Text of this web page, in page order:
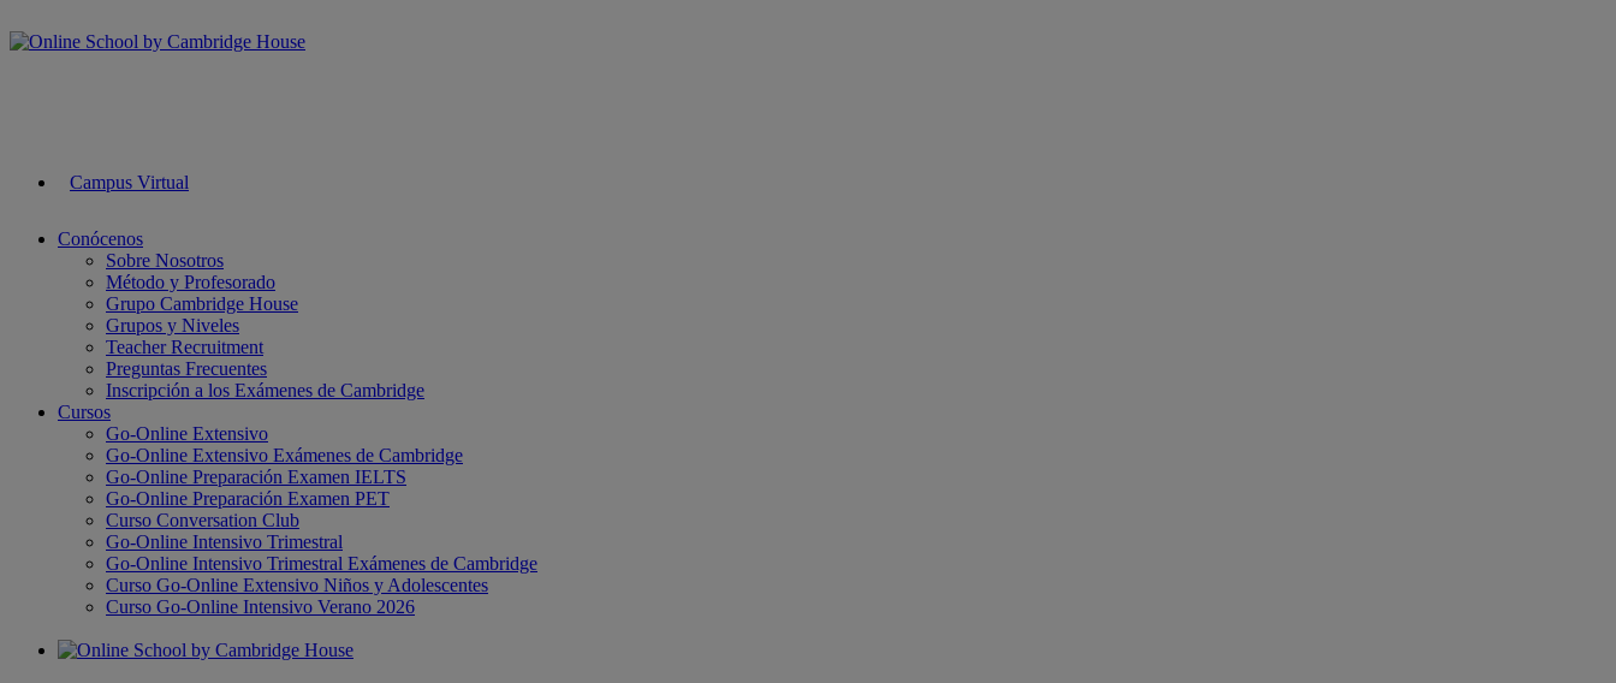
Campus Virtual
Conócenos
Sobre Nosotros
Método y Profesorado
Grupo Cambridge House
Grupos y Niveles
Teacher Recruitment
Preguntas Frecuentes
Inscripción a los Exámenes de Cambridge
Cursos
Go-Online Extensivo
Go-Online Extensivo Exámenes de Cambridge
Go-Online Preparación Examen IELTS
Go-Online Preparación Examen PET
Curso Conversation Club
Go-Online Intensivo Trimestral
Go-Online Intensivo Trimestral Exámenes de Cambridge
Curso Go-Online Extensivo Niños y Adolescentes
Curso Go-Online Intensivo Verano 2026